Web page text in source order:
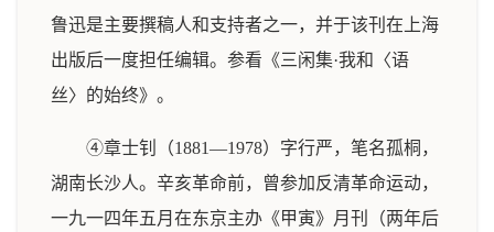
鲁迅是主要撰稿人和支持者之一，并于该刊在上海
出版后一度担任编辑。参看《三闲集·我和〈语
丝〉的始终》。
④章士钊（1881—1978）字行严，笔名孤桐，
湖南长沙人。辛亥革命前，曾参加反清革命运动，
一九一四年五月在东京主办《甲寅》月刊（两年后